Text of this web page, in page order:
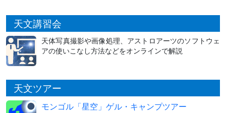
天文講習会
天体写真撮影や画像処理、アストロアーツのソフトウェ
アの使いこなし方法などをオンラインで解説
天文ツアー
モンゴル「星空」ゲル・キャンプツアー